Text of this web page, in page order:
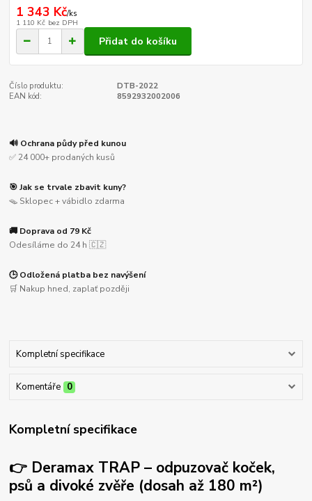
1 343 Kč/ks
1 110 Kč bez DPH
Přidat do košíku
Číslo produktu:
DTB-2022
EAN kód:
8592932002006
🔊 Ochrana půdy před kunou
✅ 24 000+ prodaných kusů
🎯 Jak se trvale zbavit kuny?
🪤 Sklopec + vábidlo zdarma
🚚 Doprava od 79 Kč
Odesíláme do 24 h 🇨🇿
🕒 Odložená platba bez navýšení
🛒 Nakup hned, zaplať později
Kompletní specifikace
Komentáře 0
Kompletní specifikace
👉 Deramax TRAP – odpuzovač koček,
psů a divoké zvěře (dosah až 180 m²)